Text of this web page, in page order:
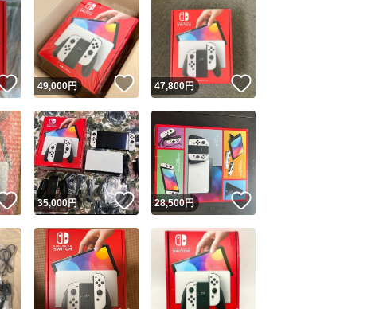
安心発送 このユーザーは設定した発送日数内に発送しています
いいね！
49,000円 いいね！
47,800円
いいね！
35,000円 いいね！
28,500円